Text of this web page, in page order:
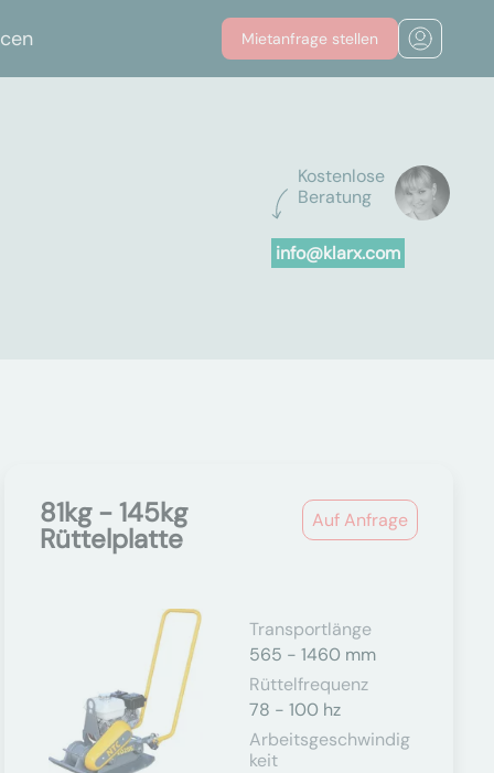
Mietanfrage stellen
Kostenlose
Beratung
info@klarx.com
Auf Anfrage
81kg - 145kg
Rüttelplatte
Transportlänge
565 - 1460 mm
Rüttelfrequenz
78 - 100 hz
Arbeitsgeschwindig
Keit